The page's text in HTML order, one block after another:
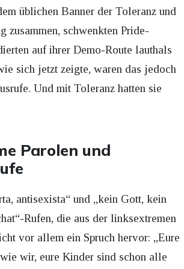
üblichen Banner der Toleranz und
zusammen, schwenkten Pride-
auf ihrer Demo-Route lauthals
sich jetzt zeigte, waren das jedoch
Und mit Toleranz hatten sie
Parolen und
antisexista“ und „kein Gott, kein
Rufen, die aus der linksextremen
vor allem ein Spruch hervor: „Eure
wir, eure Kinder sind schon alle